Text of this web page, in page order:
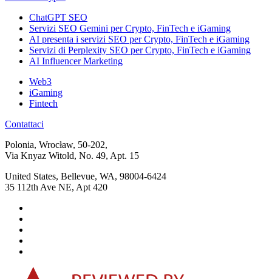
ChatGPT SEO
Servizi SEO Gemini per Crypto, FinTech e iGaming
AI presenta i servizi SEO per Crypto, FinTech e iGaming
Servizi di Perplexity SEO per Crypto, FinTech e iGaming
AI Influencer Marketing
Web3
iGaming
Fintech
Contattaci
Polonia, Wrocław, 50-202,
Via Knyaz Witold, No. 49, Apt. 15
United States, Bellevue, WA, 98004-6424
35 112th Ave NE, Apt 420